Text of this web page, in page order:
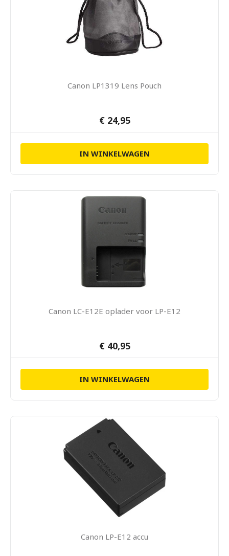
Canon LP1319 Lens Pouch
€ 24,95
IN WINKELWAGEN
Canon LC-E12E oplader voor LP-E12
€ 40,95
IN WINKELWAGEN
Canon LP-E12 accu